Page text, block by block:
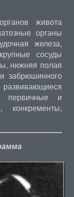
живота
органы
железа,
сосуды
нижняя полая
забрюшинного
первичные и
конкременты,